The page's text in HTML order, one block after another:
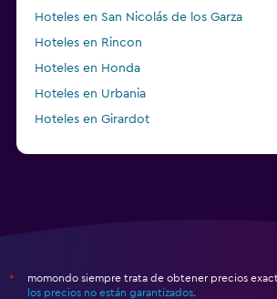
Hoteles en San Nicolás de los Garza
Hoteles en Rincon
Hoteles en Honda
Hoteles en Urbania
Hoteles en Girardot
*
momondo siempre trata de obtener precios
los precios no están garantizados